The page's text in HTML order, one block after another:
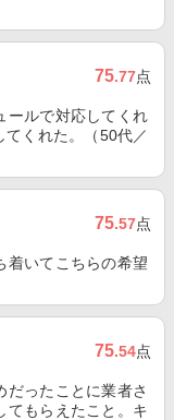
75.77点
ールで対応してくれ
くれた。（50代／
75.57点
着いてこちらの希望
75.54点
だったことに業者さ
てもらえたこと。キ